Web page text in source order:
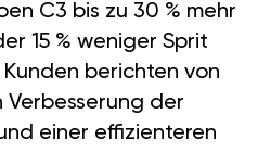
C3 bis zu 30 % mehr
15 % weniger Sprit
berichten von
Verbesserung der
einer effizienteren